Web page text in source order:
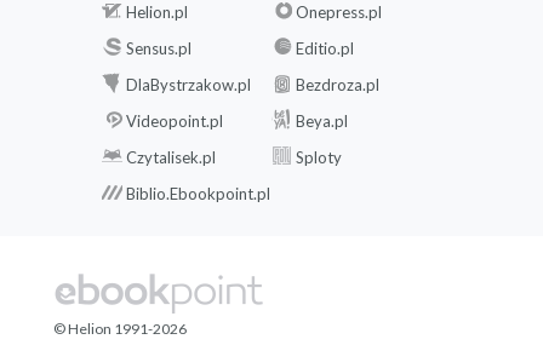
Helion.pl
Onepress.pl
Sensus.pl
Editio.pl
DlaBystrzakow.pl
Bezdroza.pl
Videopoint.pl
Beya.pl
Czytalisek.pl
Sploty
Biblio.Ebookpoint.pl
© Helion 1991-2026